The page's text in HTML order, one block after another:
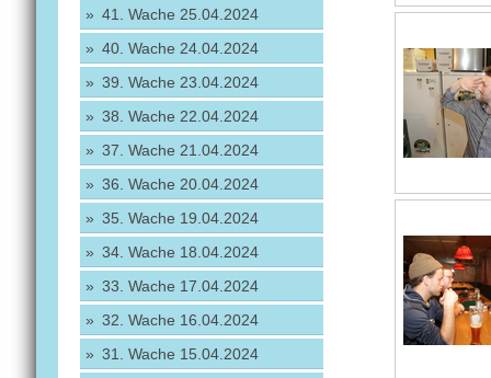
41. Wache 25.04.2024
40. Wache 24.04.2024
39. Wache 23.04.2024
38. Wache 22.04.2024
37. Wache 21.04.2024
36. Wache 20.04.2024
35. Wache 19.04.2024
34. Wache 18.04.2024
33. Wache 17.04.2024
32. Wache 16.04.2024
31. Wache 15.04.2024